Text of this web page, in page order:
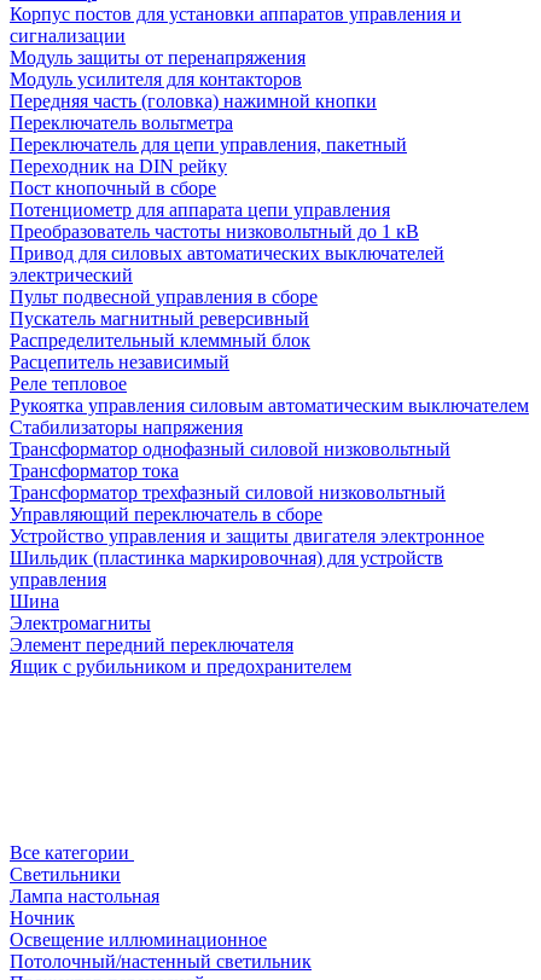
Корпус постов для установки аппаратов управления и
сигнализации
Модуль защиты от перенапряжения
Модуль усилителя для контакторов
Передняя часть (головка) нажимной кнопки
Переключатель вольтметра
Переключатель для цепи управления, пакетный
Переходник на DIN рейку
Пост кнопочный в сборе
Потенциометр для аппарата цепи управления
Преобразователь частоты низковольтный до 1 кВ
Привод для силовых автоматических выключателей
электрический
Пульт подвесной управления в сборе
Пускатель магнитный реверсивный
Распределительный клеммный блок
Расцепитель независимый
Реле тепловое
Рукоятка управления силовым автоматическим выключателем
Стабилизаторы напряжения
Трансформатор однофазный силовой низковольтный
Трансформатор тока
Трансформатор трехфазный силовой низковольтный
Управляющий переключатель в сборе
Устройство управления и защиты двигателя электронное
Шильдик (пластинка маркировочная) для устройств
управления
Шина
Электромагниты
Элемент передний переключателя
Ящик с рубильником и предохранителем
Все категории
Светильники
Лампа настольная
Ночник
Освещение иллюминационное
Потолочный/настенный светильник